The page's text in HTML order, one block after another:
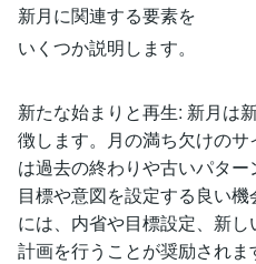
新月に関連する要素を
いくつか説明します。
新たな始まりと再生: 新月は
徴します。月の満ち欠けの
は過去の終わりや古いパタ
目標や意図を設定する良い
には、内省や目標設定、新
計画を行うことが奨励されま